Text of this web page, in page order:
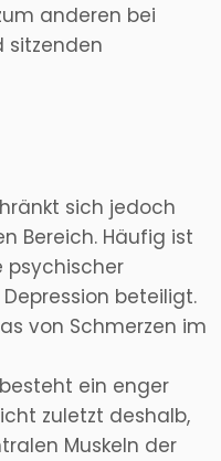
anderen bei
sitzenden
sich jedoch
Bereich. Häufig ist
psychischer
beteiligt.
von Schmerzen im
ein enger
zuletzt deshalb,
Muskeln der